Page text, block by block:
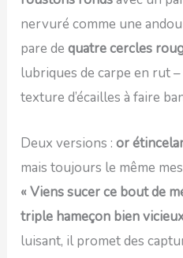
nervuré comme une
pare dequatre cercles
lubriques de carpe en rut
texture d’écailles à faire
Deux versions :or
mais toujours le même
« Viens sucer ce bout de
triple hameçon bien
luisant, il promet des